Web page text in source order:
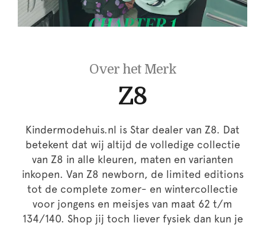
Over het Merk
Z8
Kindermodehuis.nl is Star dealer van Z8. Dat
betekent dat wij altijd de volledige collectie
van Z8 in alle kleuren, maten en varianten
inkopen. Van Z8 newborn, de limited editions
tot de complete zomer- en wintercollectie
voor jongens en meisjes van maat 62 t/m
134/140. Shop jij toch liever fysiek dan kun je